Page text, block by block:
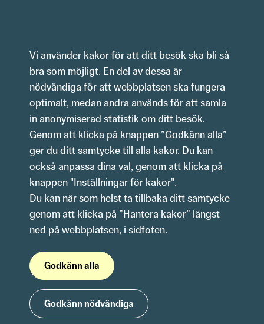
Vi använder kakor för att ditt besök ska bli så
bra som möjligt. En del av dessa är
nödvändiga för att webbplatsen ska fungera
optimalt, medan andra används för att samla
in anonymiserad statistik om ditt besök.
Genom att klicka på knappen ”Godkänn alla”
ger du ditt samtycke till alla kakor. Du kan
också anpassa dina val, genom att klicka på
knappen "Inställningar för kakor".
Du kan när som helst ta tillbaka ditt samtycke
genom att klicka på ”Hantera kakor” längst
ned på webbplatsen, i sidfoten.
Godkänn alla
Godkänn nödvändiga